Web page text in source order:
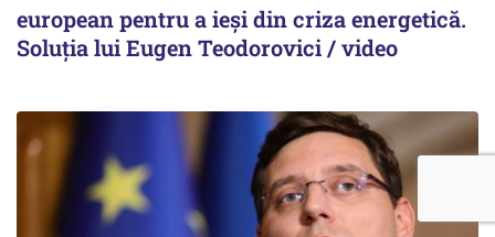
european pentru a ieși din criza energetică.
Soluția lui Eugen Teodorovici / video